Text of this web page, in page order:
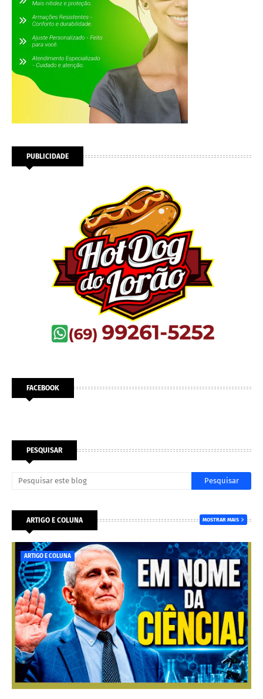
PUBLICIDADE
FACEBOOK
PESQUISAR
ARTIGO E COLUNA MOSTRAR MAIS
ARTIGO E COLUNA